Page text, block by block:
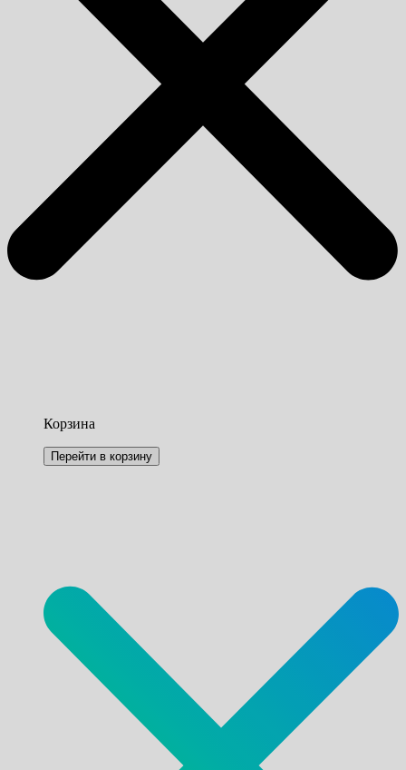
Корзина
Перейти в корзину